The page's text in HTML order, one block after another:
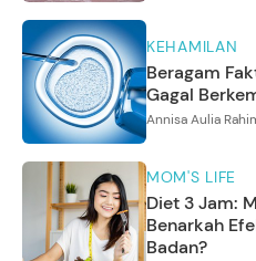
KEHAMILAN
Beragam
Gagal
Annisa Aulia
MOM'S LIFE
Diet 3 Jam:
Benarkah
Badan?